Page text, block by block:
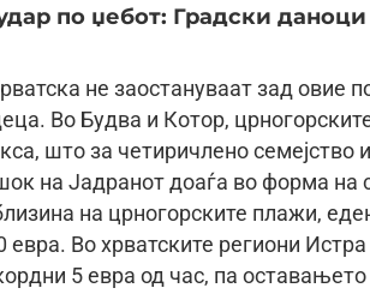
по џебот: Градски
не заостануваат зад овие
Во Будва и Котор,
што за четиричлено семејство
на Јадранот доаѓа во форма на
на црногорските плажи,
евра. Во хрватските региони
5 евра од час, па